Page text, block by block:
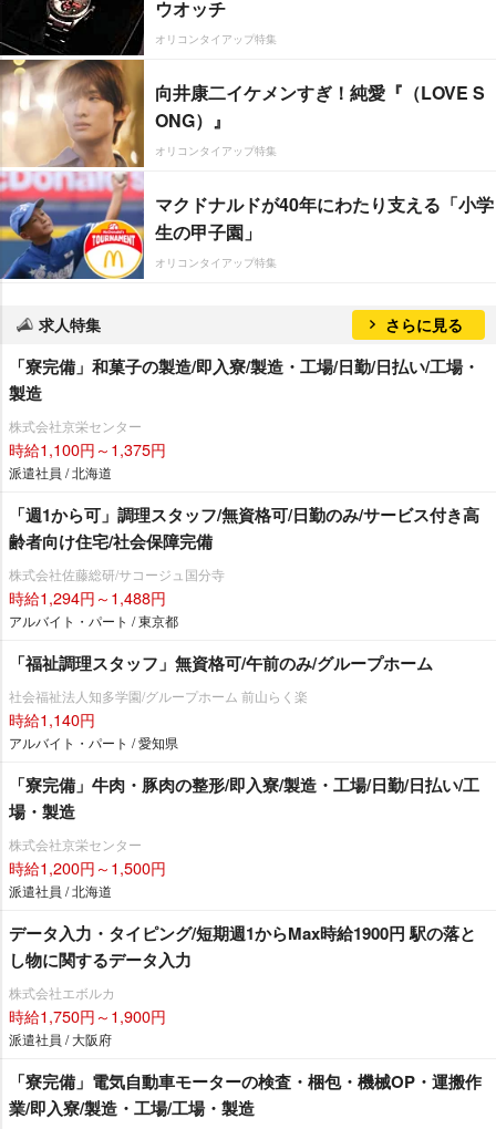
ウオッチ
オリコンタイアップ特集
向井康二イケメンすぎ！純愛『（LOVE S
ONG）』
オリコンタイアップ特集
マクドナルドが40年にわたり支える「小学
生の甲子園」
オリコンタイアップ特集
求人特集 さらに見る
「寮完備」和菓子の製造/即入寮/製造・工場/日勤/日払い/工場・
製造
株式会社京栄センター
時給1,100円～1,375円
派遣社員 / 北海道
「週1から可」調理スタッフ/無資格可/日勤のみ/サービス付き高
齢者向け住宅/社会保障完備
株式会社佐藤総研/サコージュ国分寺
時給1,294円～1,488円
アルバイト・パート / 東京都
「福祉調理スタッフ」無資格可/午前のみ/グループホーム
社会福祉法人知多学園/グループホーム 前山らく楽
時給1,140円
アルバイト・パート / 愛知県
「寮完備」牛肉・豚肉の整形/即入寮/製造・工場/日勤/日払い/工
場・製造
株式会社京栄センター
時給1,200円～1,500円
派遣社員 / 北海道
データ入力・タイピング/短期週1からMax時給1900円 駅の落と
し物に関するデータ入力
株式会社エボルカ
時給1,750円～1,900円
派遣社員 / 大阪府
「寮完備」電気自動車モーターの検査・梱包・機械OP・運搬作
業/即入寮/製造・工場/工場・製造